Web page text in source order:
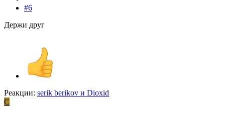
#6
Держи друг
Реакции: serik berikov и Dioxid
C